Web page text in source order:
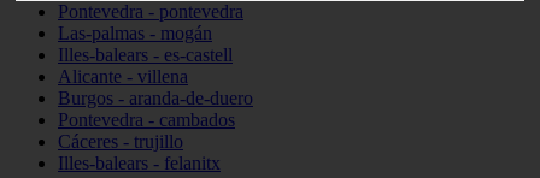
Pontevedra - pontevedra
Las-palmas - mogán
Illes-balears - es-castell
Alicante - villena
Burgos - aranda-de-duero
Pontevedra - cambados
Cáceres - trujillo
Illes-balears - felanitx